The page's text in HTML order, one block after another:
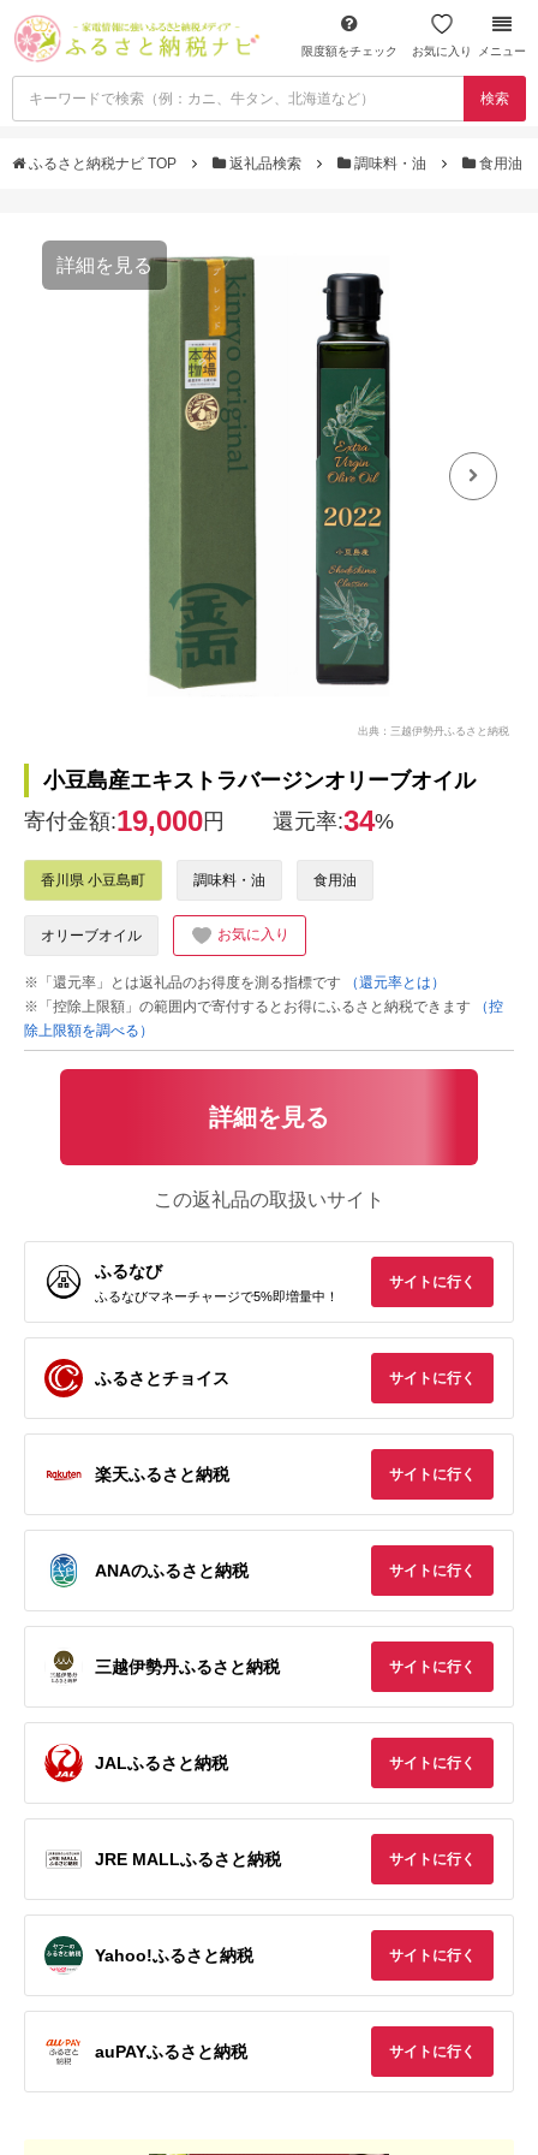
限度額をチェック お気に入り メニュー
検索
ふるさと納税ナビ TOP 返礼品検索 調味料・油 食用油
詳細を見る
出典：三越伊勢丹ふるさと納税
小豆島産エキストラバージンオリーブオイル
寄付金額:19,000円 還元率:34%
香川県 小豆島町 調味料・油 食用油
オリーブオイル お気に入り
※「還元率」とは返礼品のお得度を測る指標です
（還元率とは）
※「控除上限額」の範囲内で寄付するとお得にふるさと納税できます
（控
除上限額を調べる）
詳細を見る
この返礼品の取扱いサイト
ふるなび
ふるなびマネーチャージで5%即増量中！
サイトに行く
ふるさとチョイス サイトに行く
楽天ふるさと納税 サイトに行く
ANAのふるさと納税 サイトに行く
三越伊勢丹ふるさと納税 サイトに行く
JALふるさと納税 サイトに行く
JRE MALLふるさと納税 サイトに行く
Yahoo!ふるさと納税 サイトに行く
auPAYふるさと納税 サイトに行く